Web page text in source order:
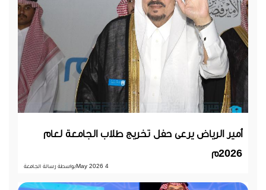
أمير الرياض يرعى حفل تخريج طلاب الجامعة لعام
2026م
4 May 2026 بواسطة رسالة الجامعة